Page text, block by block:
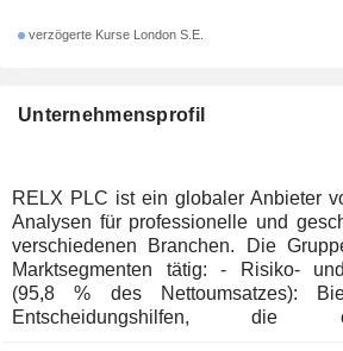
Unternehmensprofil
RELX PLC ist ein globaler Anbieter
Analysen für professionelle und
verschiedenen Branchen. Die
Marktsegmenten tätig: - Risiko- und Geschäftsanalysen
(95,8 % des Nettoumsatzes):
Entscheidungshilfen, die
verzögerte Kurse London S.E.